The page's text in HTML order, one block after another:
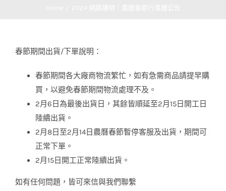
春節期間出貨/下單說明：
春節期間各大廠商物流繁忙，如有急需商品請提早購
買，以避免春節期間物流處理不及。
2月6日為最後出貨日，其餘皆順延至2月15日開工日
陸續出貨。
2月8日至2月14日農曆春節暫停客服及出貨，期間可
正常下單。
2月15日開工正常陸續出貨。
如有任何問題，皆可來信與我們聯繫